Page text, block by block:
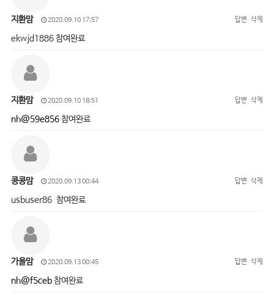
지환맘 2020.09.10 17:57 답변 삭제
ekwjd1886 참여완료
지환맘 2020.09.10 18:51 답변 삭제
nh@59e856참여완료
콩콩맘 2020.09.13 00:44 답변 삭제
usbuser86 참여완료
가을맘 2020.09.13 00:45 답변 삭제
nh@f5ceb참여완료